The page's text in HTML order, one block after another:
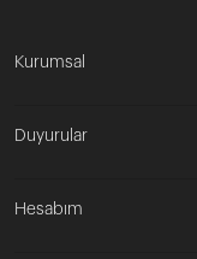
Kurumsal
Duyurular
Hesabım